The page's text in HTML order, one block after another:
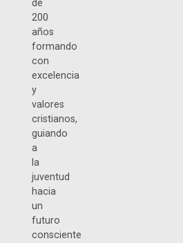
de
200
años
formando
con
excelencia
y
valores
cristianos,
guiando
a
la
juventud
hacia
un
futuro
consciente